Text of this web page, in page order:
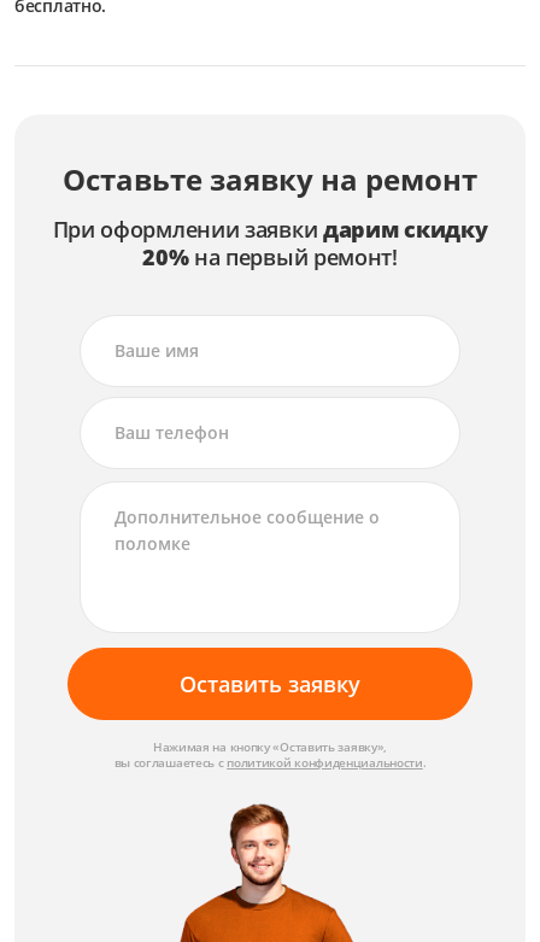
бесплатно.
Оставьте заявку на ремонт
При оформлении заявки дарим скидку
20%на первый ремонт!
Оставить заявку
Нажимая на кнопку «Оставить заявку»,
вы соглашаетесь с политикой конфиденциальности.